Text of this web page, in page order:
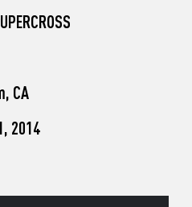
CA
2014